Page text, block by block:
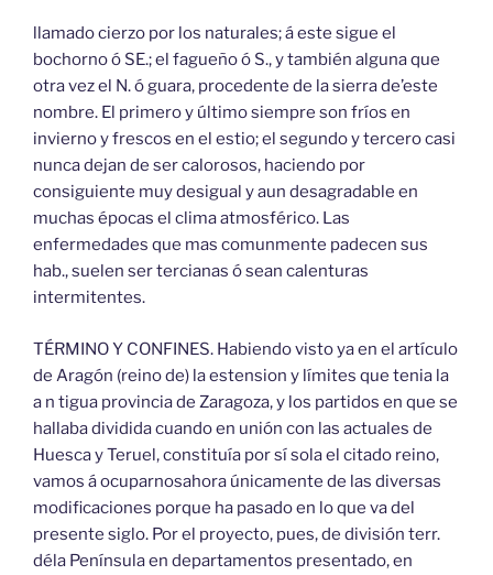
llamado cierzo por los naturales; á este sigue el
bochorno ó SE.; el fagueño ó S., y también alguna que
otra vez el N. ó guara, procedente de la sierra de’este
nombre. El primero y último siempre son fríos en
invierno y frescos en el estio; el segundo y tercero casi
nunca dejan de ser calorosos, haciendo por
consiguiente muy desigual y aun desagradable en
muchas épocas el clima atmosférico. Las
enfermedades que mas comunmente padecen sus
hab., suelen ser tercianas ó sean calenturas
intermitentes.
TÉRMINO Y CONFINES. Habiendo visto ya en el artículo
de Aragón (reino de) la estension y límites que tenia la
a n tigua provincia de Zaragoza, y los partidos en que se
hallaba dividida cuando en unión con las actuales de
Huesca y Teruel, constituía por sí sola el citado reino,
vamos á ocuparnosahora únicamente de las diversas
modificaciones porque ha pasado en lo que va del
presente siglo. Por el proyecto, pues, de división terr.
déla Península en departamentos presentado, en